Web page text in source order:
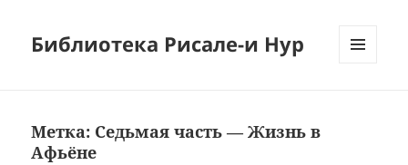
Библиотека Рисале-и Нур
Метка: Седьмая часть — Жизнь в
Афьёне